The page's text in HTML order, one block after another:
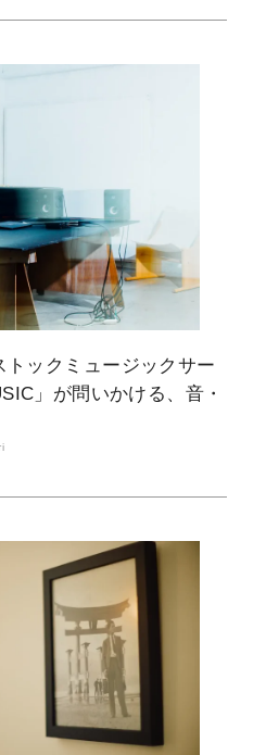
ックミュージックサー
」が問いかける、音・